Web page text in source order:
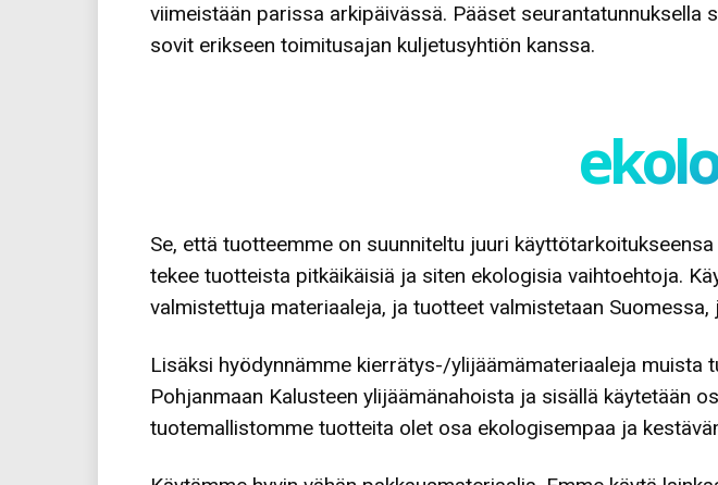
viimeistään parissa arkipäivässä. Pääset
sovit erikseen toimitusajan kuljetusyhtiön kanssa.
Se, että tuotteemme on suunniteltu juuri
tekee tuotteista pitkäikäisiä ja siten ekologisia vaihtoehtoja.
valmistettuja materiaaleja, ja tuotteet valmistetaan
Lisäksi hyödynnämme kierrätys-/ylijäämämateriaaleja muista
Pohjanmaan Kalusteen ylijäämänahoista ja sisällä käytetään
tuotemallistomme tuotteita olet osa ekologisempaa ja